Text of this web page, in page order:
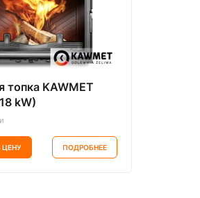
топка KAWMET
kW)
ЦЕНУ ПОДРОБНЕЕ